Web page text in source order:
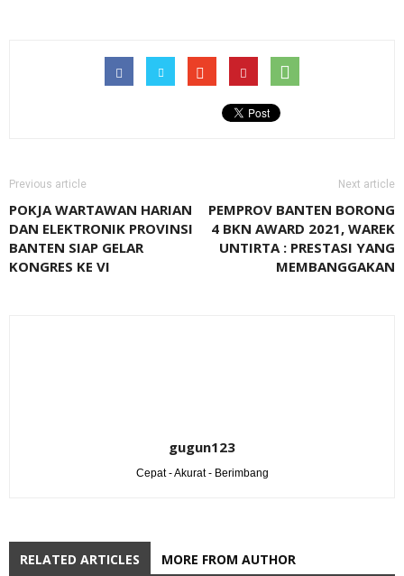
Previous article
POKJA WARTAWAN HARIAN
DAN ELEKTRONIK PROVINSI
BANTEN SIAP GELAR
KONGRES KE VI
Next article
PEMPROV BANTEN BORONG
4 BKN AWARD 2021, WAREK
UNTIRTA : PRESTASI YANG
MEMBANGGAKAN
gugun123
Cepat - Akurat - Berimbang
RELATED ARTICLES MORE FROM AUTHOR